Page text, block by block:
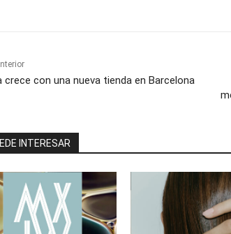
crece con una nueva tienda en Barcelona
INTERESAR